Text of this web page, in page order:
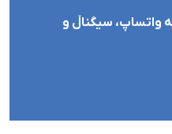
واتساپ، سیگناڵ و